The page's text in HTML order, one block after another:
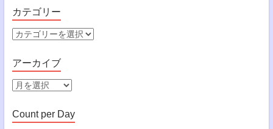
カテゴリー
カ
ゴ
リ
ー
アーカイブ
ア
カ
イ
Count per Day